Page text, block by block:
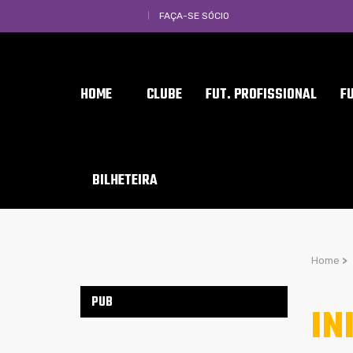
FAÇA-SE SÓCIO
HOME CLUBE FUT. PROFISSIONAL
BILHETEIRA
Home >
PUB